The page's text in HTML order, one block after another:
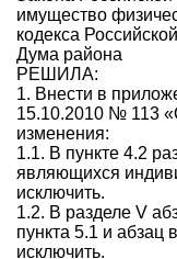
имущество
кодекса
Дума района
РЕШИЛА:
1. Внести в
15.10.2010 № 113
изменения:
1.1. В пункте 4.2
являющихся
исключить.
1.2. В разделе V
пункта 5.1 и абзац
исключить.